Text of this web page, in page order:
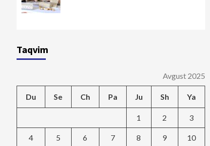
Taqvim
Avgust 2025
Du Se Ch Pa Ju Sh Ya
1 2 3
4 5 6 7 8 9 10